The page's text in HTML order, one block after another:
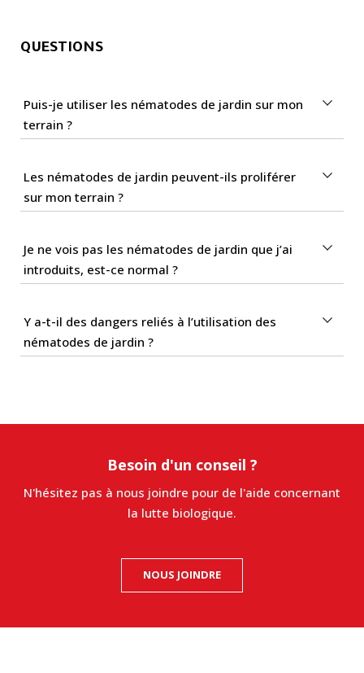
QUESTIONS
Puis-je utiliser les nématodes de jardin sur mon
terrain ?
Les nématodes de jardin peuvent-ils proliférer
sur mon terrain ?
Je ne vois pas les nématodes de jardin que j’ai
introduits, est-ce normal ?
Y a-t-il des dangers reliés à l’utilisation des
nématodes de jardin ?
Besoin d'un conseil ?
N'hésitez pas à nous joindre pour de l'aide concernant
la lutte biologique.
NOUS JOINDRE